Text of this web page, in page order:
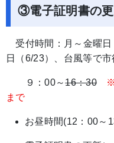
③電子証明書の
受付時間：月～金曜日
日（6/23）、台風等で
９：00～16：30
まで
お昼時間(12：00～